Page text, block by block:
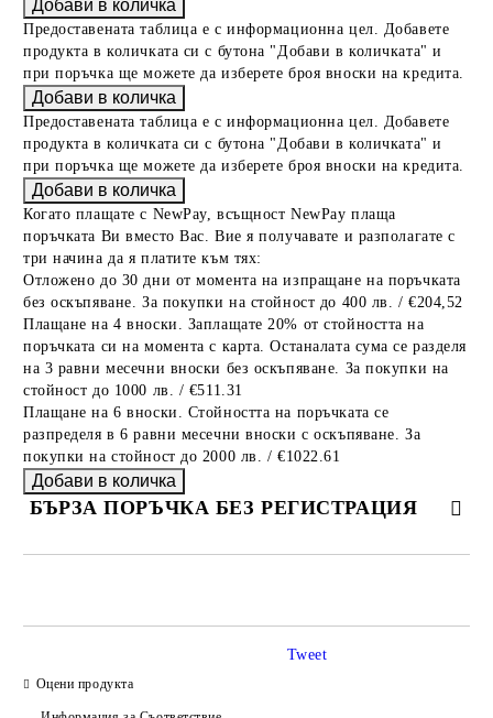
Предоставената таблица е с информационна цел. Добавете
продукта в количката си с бутона "Добави в количката" и
при поръчка ще можете да изберете броя вноски на кредита.
Предоставената таблица е с информационна цел. Добавете
продукта в количката си с бутона "Добави в количката" и
при поръчка ще можете да изберете броя вноски на кредита.
Когато плащате с NewPay, всъщност NewPay плаща
поръчката Ви вместо Вас. Вие я получавате и разполагате с
три начина да я платите към тях:
Отложено до 30 дни от момента на изпращане на поръчката
без оскъпяване. За покупки на стойност до 400 лв. / €204,52
Плащане на 4 вноски. Заплащате 20% от стойността на
поръчката си на момента с карта. Останалата сума се разделя
на 3 равни месечни вноски без оскъпяване. За покупки на
стойност до 1000 лв. / €511.31
Плащане на 6 вноски. Стойността на поръчката се
разпределя в 6 равни месечни вноски с оскъпяване. За
покупки на стойност до 2000 лв. / €1022.61
БЪРЗА ПОРЪЧКА БЕЗ РЕГИСТРАЦИЯ
Ние ще се свържем с вас в рамките на работния ден.
Оцени продукта
Tweet